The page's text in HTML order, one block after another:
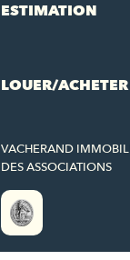
ESTIMATION
LOUER/ACHETER
VACHERAND
DES ASSOCIATIONS